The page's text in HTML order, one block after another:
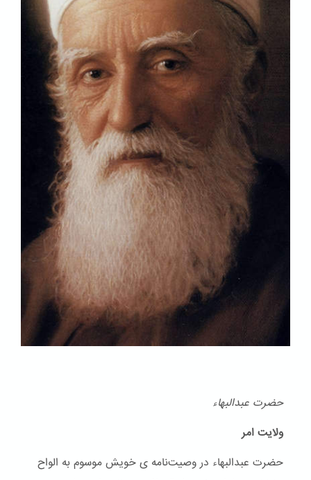
حضرت عبدالبهاء
ولایت امر
حضرت عبدالبهاء در وصیت‌نامه ی خویش موسوم به الواح